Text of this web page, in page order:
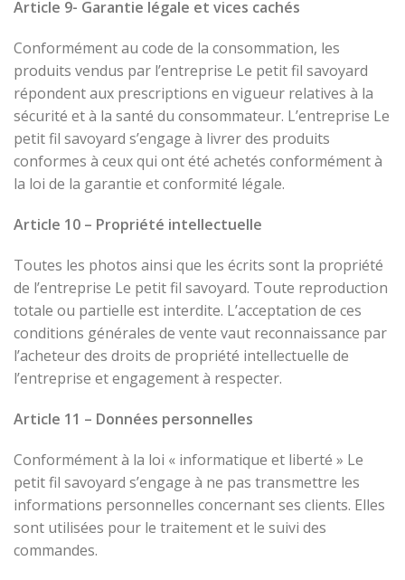
Article 9- Garantie légale et vices cachés
Conformément au code de la consommation, les
produits vendus par l’entreprise Le petit fil savoyard
répondent aux prescriptions en vigueur relatives à la
sécurité et à la santé du consommateur. L’entreprise Le
petit fil savoyard s’engage à livrer des produits
conformes à ceux qui ont été achetés conformément à
la loi de la garantie et conformité légale.
Article 10 – Propriété intellectuelle
Toutes les photos ainsi que les écrits sont la propriété
de l’entreprise Le petit fil savoyard. Toute reproduction
totale ou partielle est interdite. L’acceptation de ces
conditions générales de vente vaut reconnaissance par
l’acheteur des droits de propriété intellectuelle de
l’entreprise et engagement à respecter.
Article 11 – Données personnelles
Conformément à la loi « informatique et liberté » Le
petit fil savoyard s’engage à ne pas transmettre les
informations personnelles concernant ses clients. Elles
sont utilisées pour le traitement et le suivi des
commandes.